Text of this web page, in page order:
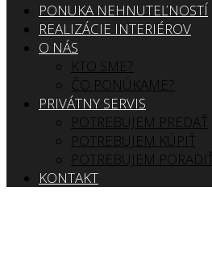
PONUKA NEHNUTEĽNOSTÍ
REALIZÁCIE INTERIÉROV
O NÁS
KTO SME?
ČO PONÚKAME?
PRIVÁTNY SERVIS
POTREBUJEM PREDAŤ
POTREBUJEM KÚPIŤ
POTREBUJEM PORADIŤ
KONTAKT